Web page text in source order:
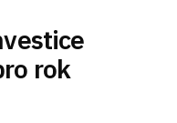
rok